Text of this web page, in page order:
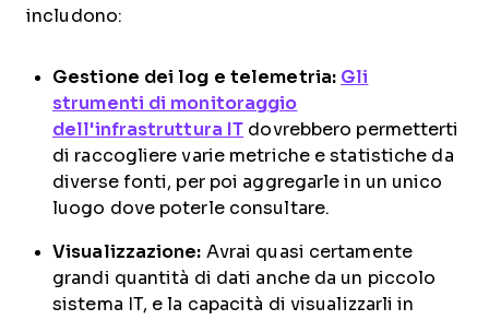
includono:
Gestione dei log e telemetria: Gli
strumenti di monitoraggio
dell'infrastruttura IT dovrebbero permetterti
di raccogliere varie metriche e statistiche da
diverse fonti, per poi aggregarle in un unico
luogo dove poterle consultare.
Visualizzazione: Avrai quasi certamente
grandi quantità di dati anche da un piccolo
sistema IT, e la capacità di visualizzarli in